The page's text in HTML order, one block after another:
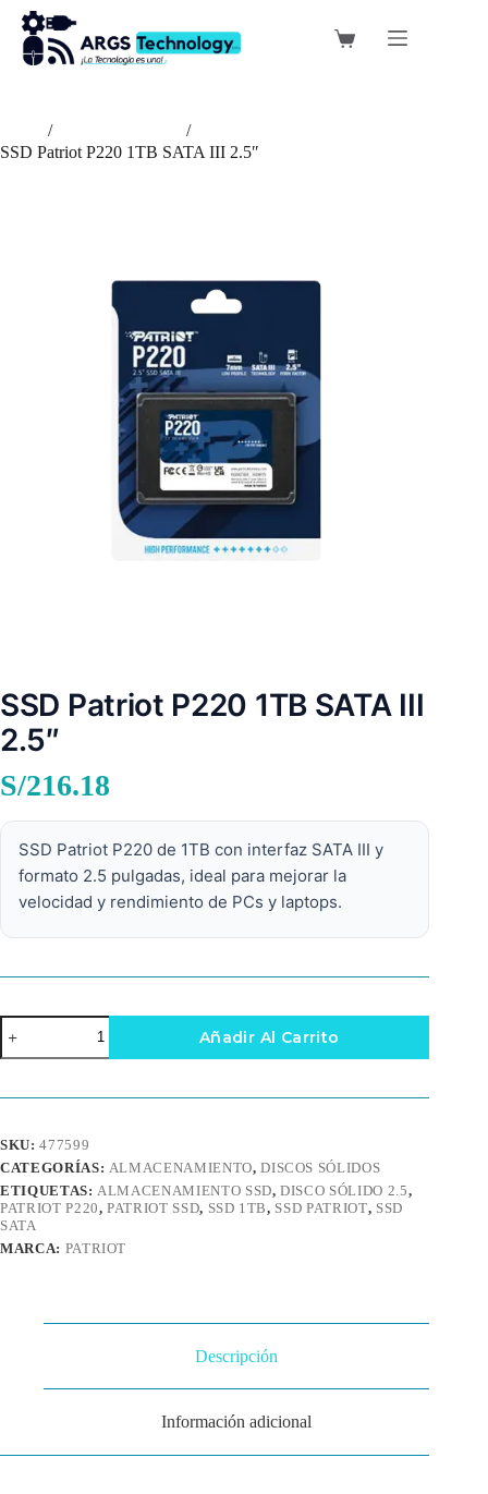
Saltar
contenido
Carro
/
/
SSD Patriot P220 1TB SATA III 2.5″
SSD Patriot P220 1TB SATA III
2.5″
S/216.18
SSD Patriot P220 de 1TB con interfaz SATA III y
formato 2.5 pulgadas, ideal para mejorar la
velocidad y rendimiento de PCs y laptops.
SSD
Patriot
P220
SATA
cantidad
Añadir Al Carrito
SKU:477599
CATEGORÍAS: ALMACENAMIENTO,DISCOS SÓLIDOS
ETIQUETAS: ALMACENAMIENTO SSD,DISCO SÓLIDO 2.5,
PATRIOT P220,PATRIOT SSD, SSD 1TB, SSD PATRIOT, SSD
SATA
MARCA: PATRIOT
Descripción
Información adicional